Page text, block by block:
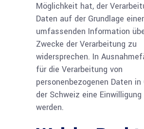
Möglichkeit hat, der
Daten auf der Grundlage einer
umfassenden Information
Zwecke der Verarbeitung zu
widersprechen. In
für die Verarbeitung von
personenbezogenen Daten in
der Schweiz eine
werden.